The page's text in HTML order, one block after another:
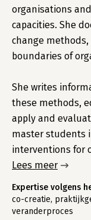
organisations
capacities. She
change
boundaries of
She writes
these methods,
apply and
master students
interventions for
Lees meer
Expertise volgens
co-creatie,
veranderproces